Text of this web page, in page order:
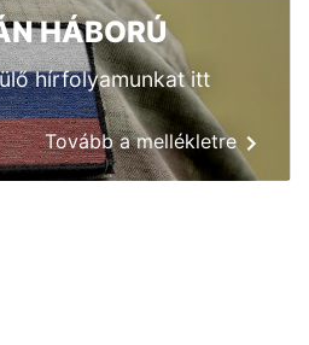
HÁBORÚ
hírfolyamunkat itt
Tovább a mellékletre